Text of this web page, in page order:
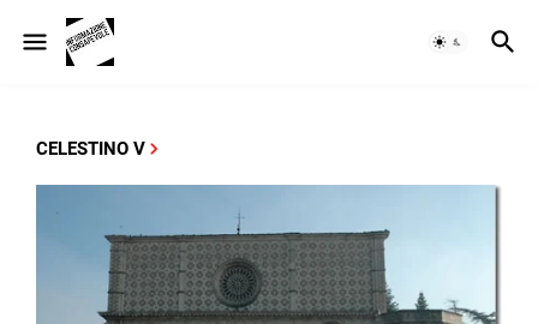
CELESTINO V